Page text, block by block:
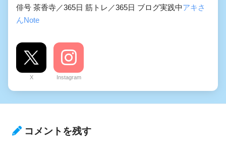
俳号 茶香寺／365日 筋トレ／365日 ブログ実践中アキさ
んNote
X Instagram
コメントを残す